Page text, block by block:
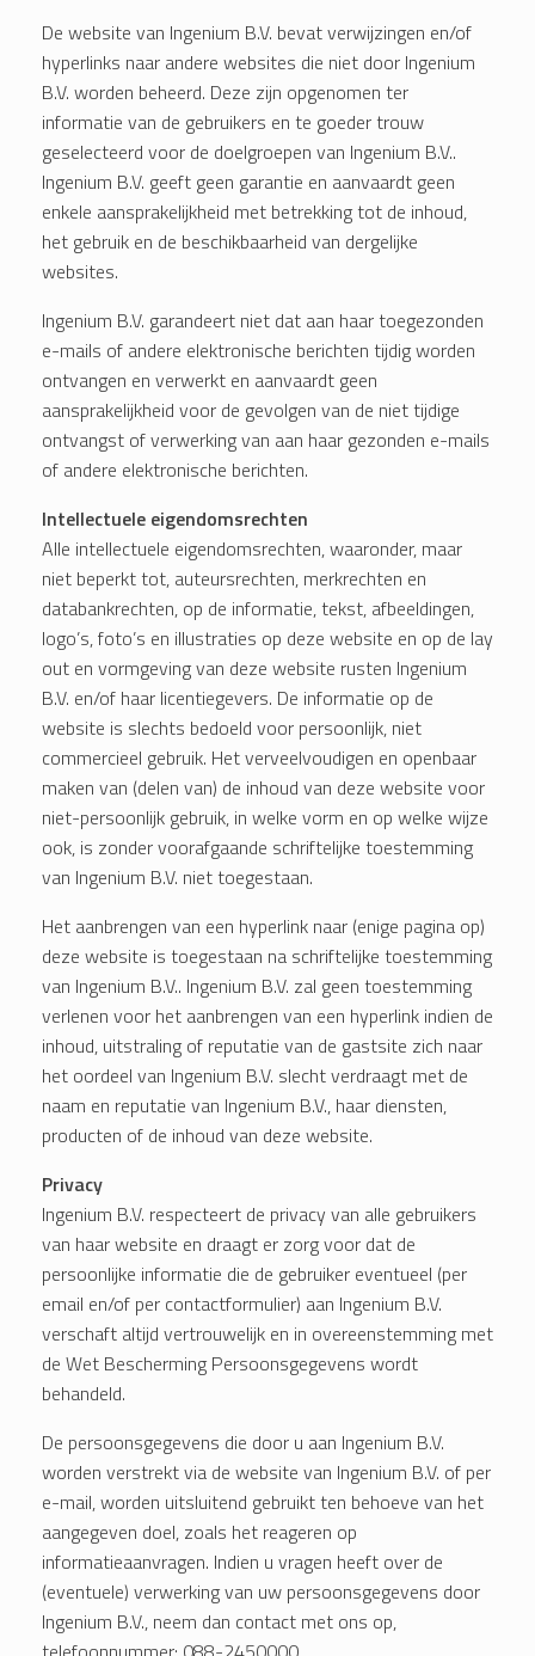
De website van Ingenium B.V. bevat verwijzingen en/of
hyperlinks naar andere websites die niet door Ingenium
B.V. worden beheerd. Deze zijn opgenomen ter
informatie van de gebruikers en te goeder trouw
geselecteerd voor de doelgroepen van Ingenium B.V..
Ingenium B.V. geeft geen garantie en aanvaardt geen
enkele aansprakelijkheid met betrekking tot de inhoud,
het gebruik en de beschikbaarheid van dergelijke
websites.
Ingenium B.V. garandeert niet dat aan haar toegezonden
e-mails of andere elektronische berichten tijdig worden
ontvangen en verwerkt en aanvaardt geen
aansprakelijkheid voor de gevolgen van de niet tijdige
ontvangst of verwerking van aan haar gezonden e-mails
of andere elektronische berichten.
Intellectuele eigendomsrechten
Alle intellectuele eigendomsrechten, waaronder, maar
niet beperkt tot, auteursrechten, merkrechten en
databankrechten, op de informatie, tekst, afbeeldingen,
logo’s, foto’s en illustraties op deze website en op de lay
out en vormgeving van deze website rusten Ingenium
B.V. en/of haar licentiegevers. De informatie op de
website is slechts bedoeld voor persoonlijk, niet
commercieel gebruik. Het verveelvoudigen en openbaar
maken van (delen van) de inhoud van deze website voor
niet-persoonlijk gebruik, in welke vorm en op welke wijze
ook, is zonder voorafgaande schriftelijke toestemming
van Ingenium B.V. niet toegestaan.
Het aanbrengen van een hyperlink naar (enige pagina op)
deze website is toegestaan na schriftelijke toestemming
van Ingenium B.V.. Ingenium B.V. zal geen toestemming
verlenen voor het aanbrengen van een hyperlink indien de
inhoud, uitstraling of reputatie van de gastsite zich naar
het oordeel van Ingenium B.V. slecht verdraagt met de
naam en reputatie van Ingenium B.V., haar diensten,
producten of de inhoud van deze website.
Privacy
Ingenium B.V. respecteert de privacy van alle gebruikers
van haar website en draagt er zorg voor dat de
persoonlijke informatie die de gebruiker eventueel (per
email en/of per contactformulier) aan Ingenium B.V.
verschaft altijd vertrouwelijk en in overeenstemming met
de Wet Bescherming Persoonsgegevens wordt
behandeld.
De persoonsgegevens die door u aan Ingenium B.V.
worden verstrekt via de website van Ingenium B.V. of per
e-mail, worden uitsluitend gebruikt ten behoeve van het
aangegeven doel, zoals het reageren op
informatieaanvragen. Indien u vragen heeft over de
(eventuele) verwerking van uw persoonsgegevens door
Ingenium B.V., neem dan contact met ons op,